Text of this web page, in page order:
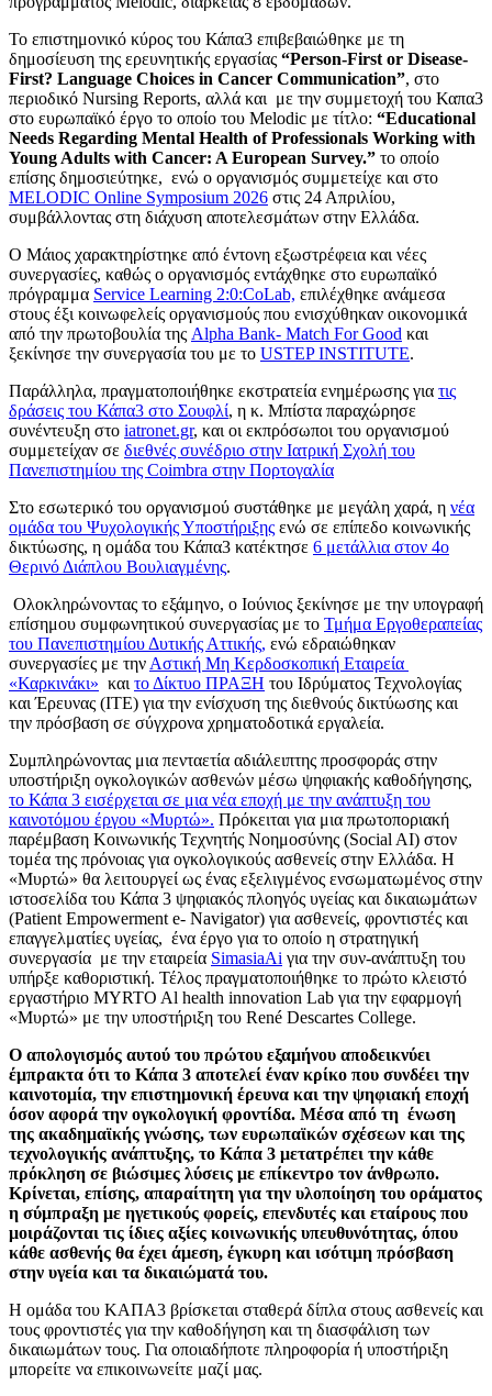
Το επιστημονικό κύρος του Κάπα3 επιβεβαιώθηκε με τη
δημοσίευση της ερευνητικής εργασίας “Person-First or Disease-
First? Language Choices in Cancer Communication”, στο
περιοδικό Nursing Reports, αλλά και με την συμμετοχή του Καπα3
στο ευρωπαϊκό έργο το οποίο του Melodic με τίτλο: “Educational
Needs Regarding Mental Health of Professionals Working with
Young Adults with Cancer: A European Survey.” το οποίο
επίσης δημοσιεύτηκε, ενώ ο οργανισμός συμμετείχε και στο
MELODIC Online Symposium 2026 στις 24 Απριλίου,
συμβάλλοντας στη διάχυση αποτελεσμάτων στην Ελλάδα.
Ο Μάιος χαρακτηρίστηκε από έντονη εξωστρέφεια και νέες
συνεργασίες, καθώς ο οργανισμός εντάχθηκε στο ευρωπαϊκό
πρόγραμμα Service Learning 2:0:CoLab, επιλέχθηκε ανάμεσα
στους έξι κοινωφελείς οργανισμούς που ενισχύθηκαν οικονομικά
από την πρωτοβουλία της Alpha Bank- Match For Good και
ξεκίνησε την συνεργασία του με το USTEP INSTITUTE.
Παράλληλα, πραγματοποιήθηκε εκστρατεία ενημέρωσης για τις
δράσεις του Κάπα3 στο Σουφλί, η κ. Μπίστα παραχώρησε
συνέντευξη στο iatronet.gr, και οι εκπρόσωποι του οργανισμού
συμμετείχαν σε διεθνές συνέδριο στην Ιατρική Σχολή του
Πανεπιστημίου της Coimbra στην Πορτογαλία
Στο εσωτερικό του οργανισμού συστάθηκε με μεγάλη χαρά, η νέα
ομάδα του Ψυχολογικής Υποστήριξης ενώ σε επίπεδο κοινωνικής
δικτύωσης, η ομάδα του Κάπα3 κατέκτησε 6 μετάλλια στον 4ο
Θερινό Διάπλου Βουλιαγμένης.
Ολοκληρώνοντας το εξάμηνο, ο Ιούνιος ξεκίνησε με την υπογραφή
επίσημου συμφωνητικού συνεργασίας με το Τμήμα Εργοθεραπείας
του Πανεπιστημίου Δυτικής Αττικής, ενώ εδραιώθηκαν
συνεργασίες με την Αστική Μη Κερδοσκοπική Εταιρεία
«Καρκινάκι» και το Δίκτυο ΠΡΑΞΗ του Ιδρύματος Τεχνολογίας
και Έρευνας (ΙΤΕ) για την ενίσχυση της διεθνούς δικτύωσης και
την πρόσβαση σε σύγχρονα χρηματοδοτικά εργαλεία.
Συμπληρώνοντας μια πενταετία αδιάλειπτης προσφοράς στην
υποστήριξη ογκολογικών ασθενών μέσω ψηφιακής καθοδήγησης,
το Κάπα 3 εισέρχεται σε μια νέα εποχή με την ανάπτυξη του
καινοτόμου έργου «Μυρτώ». Πρόκειται για μια πρωτοποριακή
παρέμβαση Κοινωνικής Τεχνητής Νοημοσύνης (Social AI) στον
τομέα της πρόνοιας για ογκολογικούς ασθενείς στην Ελλάδα. Η
«Μυρτώ» θα λειτουργεί ως ένας εξελιγμένος ενσωματωμένος στην
ιστοσελίδα του Κάπα 3 ψηφιακός πλοηγός υγείας και δικαιωμάτων
(Patient Empowerment e- Navigator) για ασθενείς, φροντιστές και
επαγγελματίες υγείας, ένα έργο για το οποίο η στρατηγική
συνεργασία με την εταιρεία SimasiaAi για την συν-ανάπτυξη του
υπήρξε καθοριστική. Τέλος πραγματοποιήθηκε το πρώτο κλειστό
εργαστήριο MYRTO Al health innovation Lab για την εφαρμογή
«Μυρτώ» με την υποστήριξη του René Descartes College.
Ο απολογισμός αυτού του πρώτου εξαμήνου αποδεικνύει
έμπρακτα ότι το Κάπα 3 αποτελεί έναν κρίκο που συνδέει την
καινοτομία, την επιστημονική έρευνα και την ψηφιακή εποχή
όσον αφορά την ογκολογική φροντίδα. Μέσα από τη ένωση
της ακαδημαϊκής γνώσης, των ευρωπαϊκών σχέσεων και της
τεχνολογικής ανάπτυξης, το Κάπα 3 μετατρέπει την κάθε
πρόκληση σε βιώσιμες λύσεις με επίκεντρο τον άνθρωπο.
Κρίνεται, επίσης, απαραίτητη για την υλοποίηση του οράματος
η σύμπραξη με ηγετικούς φορείς, επενδυτές και εταίρους που
μοιράζονται τις ίδιες αξίες κοινωνικής υπευθυνότητας, όπου
κάθε ασθενής θα έχει άμεση, έγκυρη και ισότιμη πρόσβαση
στην υγεία και τα δικαιώματά του.
Η ομάδα του ΚΑΠΑ3 βρίσκεται σταθερά δίπλα στους ασθενείς και
τους φροντιστές για την καθοδήγηση και τη διασφάλιση των
δικαιωμάτων τους. Για οποιαδήποτε πληροφορία ή υποστήριξη
μπορείτε να επικοινωνείτε μαζί μας.